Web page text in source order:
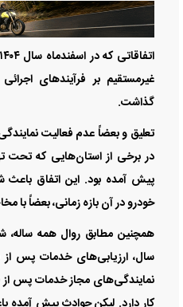
غیرمستقیم بر فرآیند‌های
گذاشت.
تعلیق و بعضاً عدم فعالیت
در برخی از استان‌هایی که تحت
پیش آمده بود. این اتفاق
خودرو در آن بازه زمانی، بعضاً با
سال، ارزیابی‌های خدمات پس
نمایندگی‌های مجاز خدمات پس